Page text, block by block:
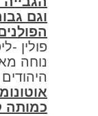
וגם
פולין -
נוחה
כמותה